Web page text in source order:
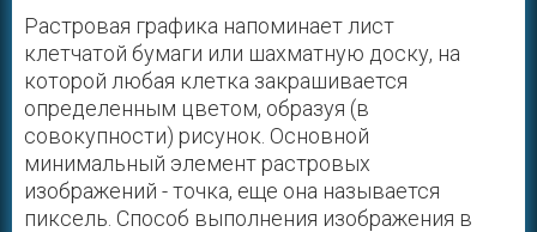
Растровая графика напоминает лист
клетчатой бумаги или шахматную доску, на
которой любая клетка закрашивается
определенным цветом, образуя (в
совокупности) рисунок. Основной
минимальный элемент растровых
изображений - точка, еще она называется
пиксель. Способ выполнения изображения в